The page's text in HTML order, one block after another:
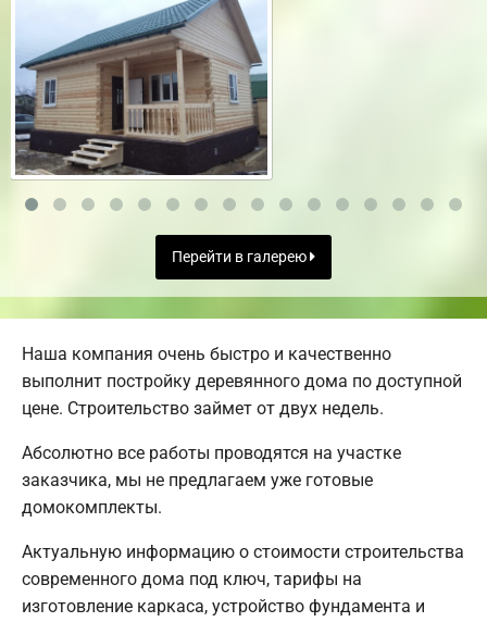
Перейти в галерею
Наша компания очень быстро и качественно
выполнит постройку деревянного дома по доступной
цене. Строительство займет от двух недель.
Абсолютно все работы проводятся на участке
заказчика, мы не предлагаем уже готовые
домокомплекты.
Актуальную информацию о стоимости строительства
современного дома под ключ, тарифы на
изготовление каркаса, устройство фундамента и